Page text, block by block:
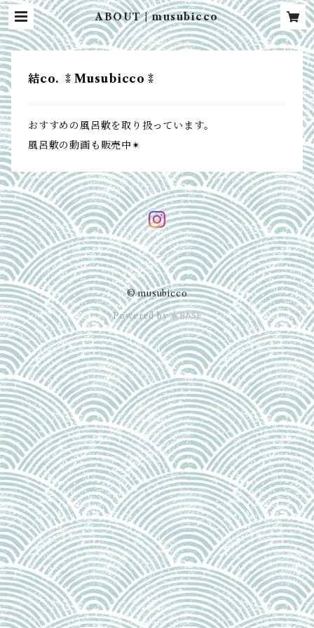
ABOUT | musubicco
結co. ⁑Musubicco⁑
おすすめの風呂敷を取り扱っています。
風呂敷の動画も販売中✴︎
© musubicco
Powered by